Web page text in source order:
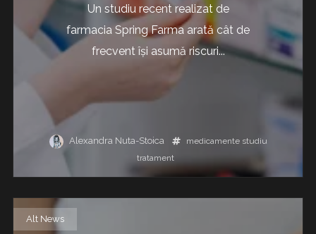
Un studiu recent realizat de
farmacia Spring Farma arată cât de
frecvent îşi asumă riscuri...
Alexandra Nuta-Stoica medicamente studiu
tratament
Alt News